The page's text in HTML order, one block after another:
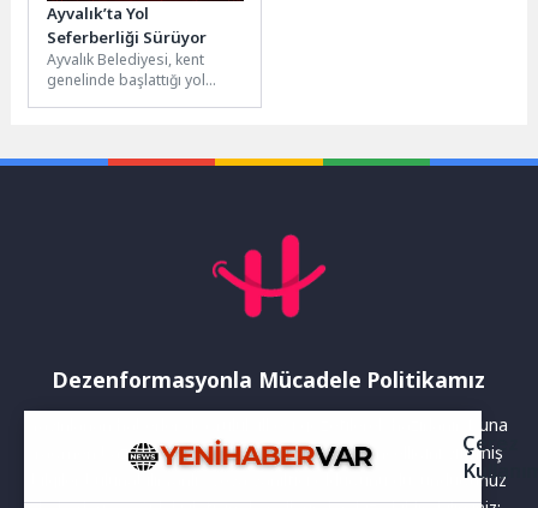
Ayvalık’ta Yol
Seferberliği Sürüyor
Ayvalık Belediyesi, kent
genelinde başlattığı yol
Başkanı Mesut...
Dezenformasyonla Mücadele Politikamız
Yayınlanan haberler doğruluk ilkesi gözetilerek hazırlanır. Buna
rağmen bazı içeriklerde eksik, hatalı veya güncelliğini yitirmiş
bilgiler bulunabilir.Yanlış veya yanıltıcı olduğunu düşündüğünüz
Çerez